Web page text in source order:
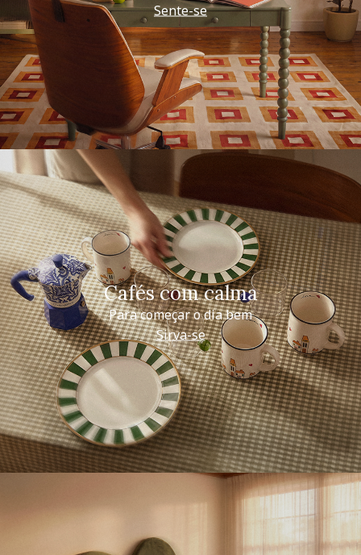
Sente-se
Cafés com calma
Para começar o dia bem
Sirva-se